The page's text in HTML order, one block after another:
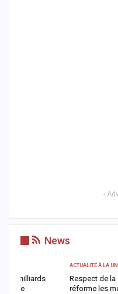
-
News
ACTUALITÉ À LA UNE
Respect de la dignité des
réforme les méthodes de